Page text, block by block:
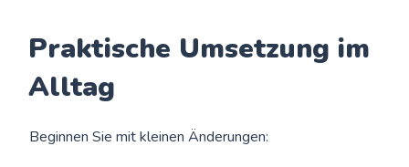
Praktische Umsetzung im
Alltag
Beginnen Sie mit kleinen Änderungen: